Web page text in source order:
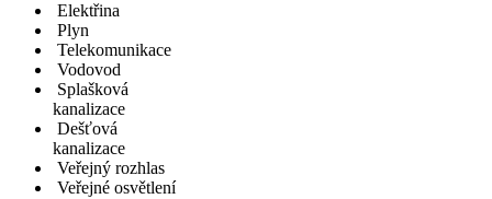
Elektřina
Plyn
Telekomunikace
Vodovod
Splašková
kanalizace
Dešťová
kanalizace
Veřejný rozhlas
Veřejné osvětlení